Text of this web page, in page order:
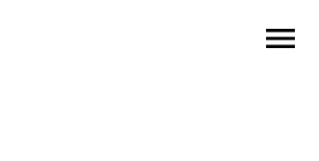
menu